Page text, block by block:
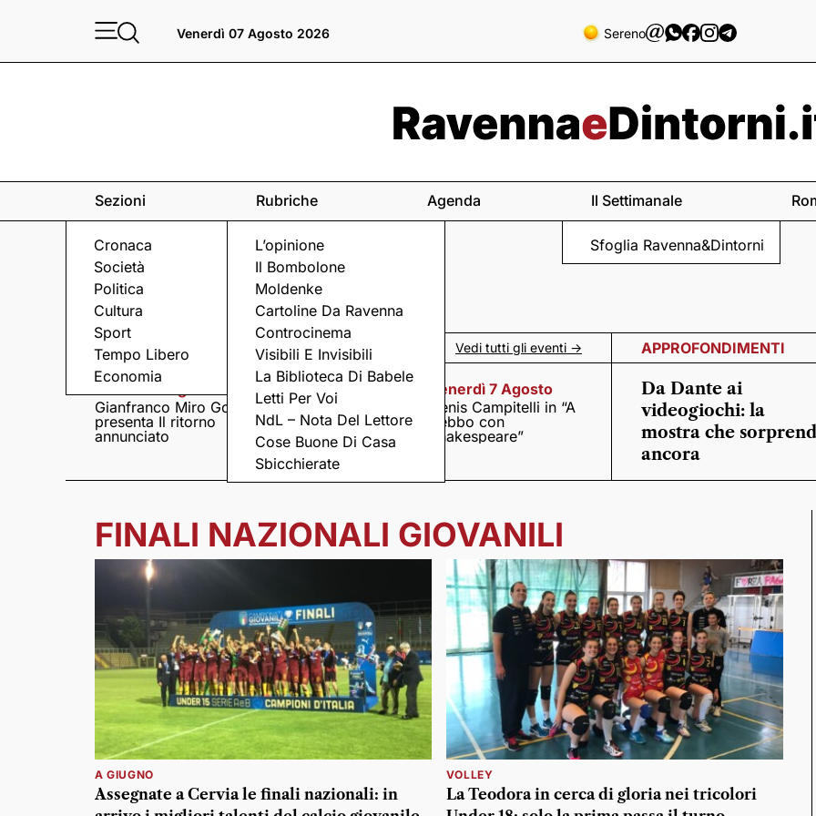
Venerdì 07 Agosto 2026 Sereno
Sezioni
Cronaca
Società
Politica
Cultura
Sport
Tempo Libero
Economia
Rubriche
L’opinione
Il Bombolone
Moldenke
Cartoline Da Ravenna
Controcinema
Visibili E Invisibili
La Biblioteca Di Babele
Letti Per Voi
NdL – Nota Del Lettore
Cose Buone Di Casa
Sbicchierate
Agenda Il Settimanale
Sfoglia Ravenna&Dintorni
Eventi a Ravenna e dintorni Vedi tutti gli eventi ->
Gianfranco Miro Gori
presenta Il ritorno
annunciato
Venerdì 7 Agosto
I Fine Before You
Came tornano con il
disco “C’è ancora
amore”
Venerdì 7 Agosto
Denis Campitelli in “A
trebbo con
Shakespeare”
APPROFONDIMENTI
Da Dante ai
videogiochi: la
mostra che
ancora
FINALI NAZIONALI GIOVANILI
A GIUGNO
Assegnate a Cervia le finali nazionali: in
VOLLEY
La Teodora in cerca di gloria nei tricolori